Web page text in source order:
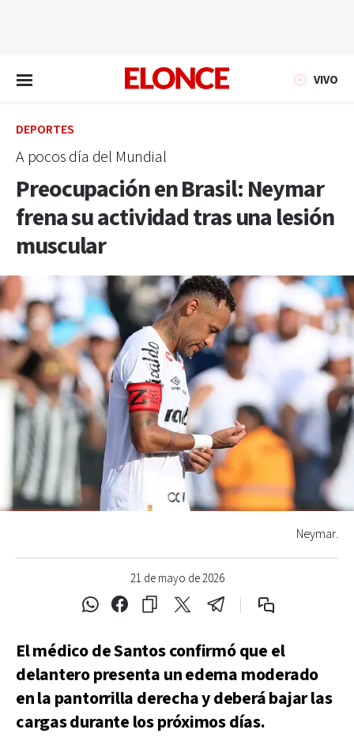
VIVO
DEPORTES
A pocos día del Mundial
Preocupación en Brasil: Neymar
frena su actividad tras una lesión
muscular
21 de mayo de 2026
Neymar.
El médico de Santos confirmó que el
delantero presenta un edema moderado
en la pantorrilla derecha y deberá bajar las
cargas durante los próximos días.